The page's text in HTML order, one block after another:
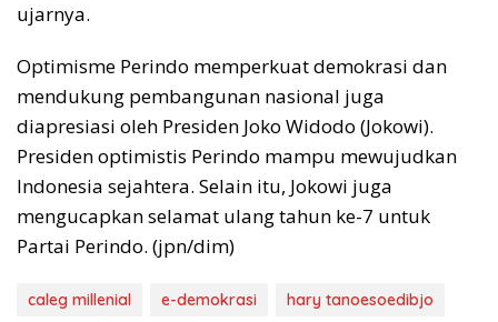
ujarnya.
Optimisme Perindo memperkuat demokrasi dan
mendukung pembangunan nasional juga
diapresiasi oleh Presiden Joko Widodo (Jokowi).
Presiden optimistis Perindo mampu mewujudkan
Indonesia sejahtera. Selain itu, Jokowi juga
mengucapkan selamat ulang tahun ke-7 untuk
Partai Perindo. (jpn/dim)
caleg millenial e-demokrasi
hary tanoesoedibjo